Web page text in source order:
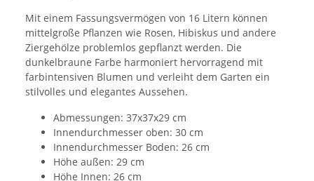
Mit einem Fassungsvermögen von 16 Litern können
mittelgroße Pflanzen wie Rosen, Hibiskus und andere
Ziergehölze problemlos gepflanzt werden. Die
dunkelbraune Farbe harmoniert hervorragend mit
farbintensiven Blumen und verleiht dem Garten ein
stilvolles und elegantes Aussehen.
Abmessungen: 37x37x29 cm
Innendurchmesser oben: 30 cm
Innendurchmesser Boden: 26 cm
Höhe außen: 29 cm
Höhe Innen: 26 cm